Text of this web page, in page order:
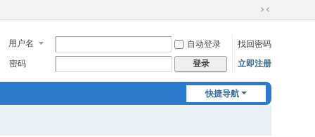
切
到
窄
用户名 自动登录
找回密码
密码
登录 立即注册
快捷导航